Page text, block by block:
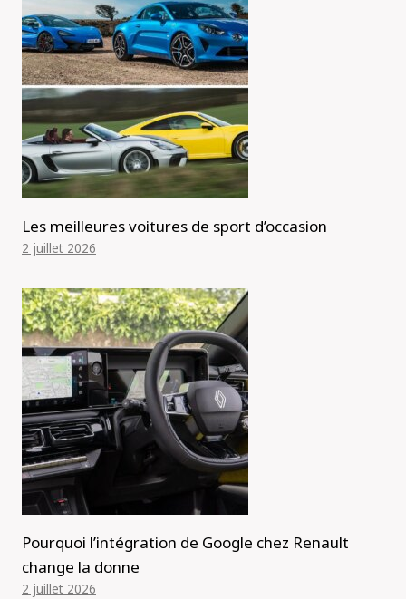
Les meilleures voitures de sport d’occasion
2 juillet 2026
Pourquoi l’intégration de Google chez Renault
change la donne
2 juillet 2026